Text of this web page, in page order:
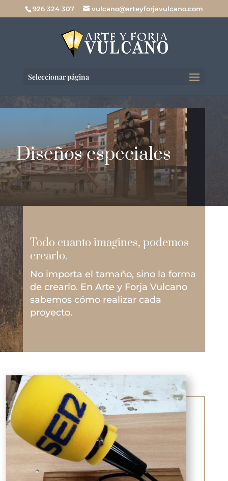
926 324 307 vulcano@arteyforjavulcano.com
Seleccionar página
Diseños especiales
Todo cuanto imagines, podemos
crearlo.
No importa el tamaño, sino la forma
de crearlo. En Arte y Forja Vulcano
sabemos cómo realizar cada
proyecto.